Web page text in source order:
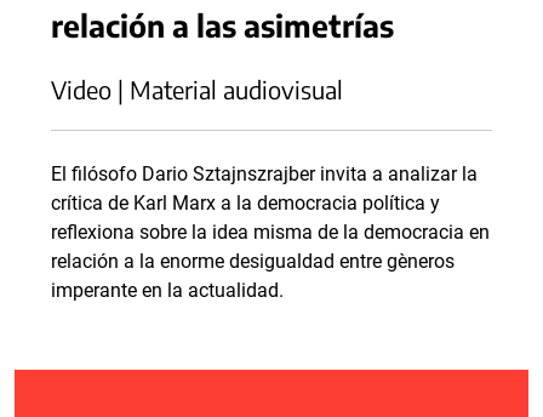
relación a las asimetrías
Video | Material audiovisual
El filósofo Dario Sztajnszrajber invita a analizar la
crítica de Karl Marx a la democracia política y
reflexiona sobre la idea misma de la democracia en
relación a la enorme desigualdad entre gèneros
imperante en la actualidad.